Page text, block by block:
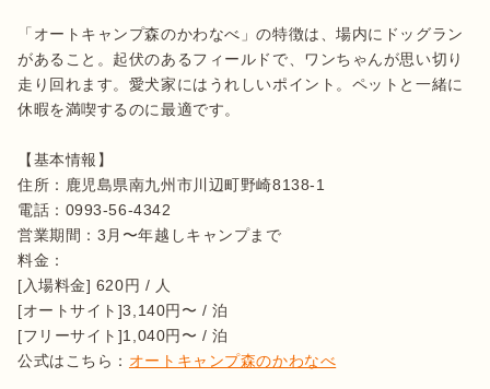
「オートキャンプ森のかわなべ」の特徴は、場内にドッグラン
があること。起伏のあるフィールドで、ワンちゃんが思い切り
走り回れます。愛犬家にはうれしいポイント。ペットと一緒に
休暇を満喫するのに最適です。
【基本情報】
住所：鹿児島県南九州市川辺町野崎8138-1
電話：0993-56-4342
営業期間：3月〜年越しキャンプまで
料金：
[入場料金] 620円 / 人
[オートサイト]3,140円〜 / 泊
[フリーサイト]1,040円〜 / 泊
公式はこちら： オートキャンプ森のかわなべ